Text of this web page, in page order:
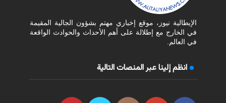
الإيطالية نيوز، موقع إخباري مهتم بشؤون الجالية المقيمة
في الخارج مع إطلالة على أهم الأحداث والحوادث الواقعة
في العالم.
انظم إلينا عبر المنصات التالية